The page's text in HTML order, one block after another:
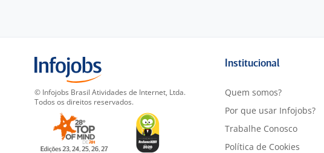
© Infojobs Brasil Atividades de Internet, Ltda.
Todos os direitos reservados.
Institucional
Quem somos?
Por que usar Infojobs?
Trabalhe Conosco
Política de Cookies